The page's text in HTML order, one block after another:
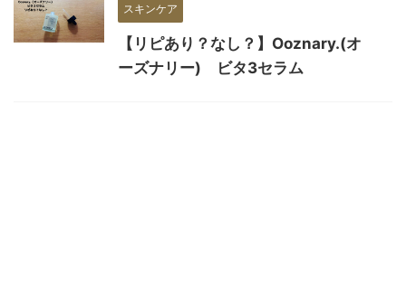
スキンケア
【リピあり？なし？】Ooznary.(オ
ーズナリー) ビタ3セラム